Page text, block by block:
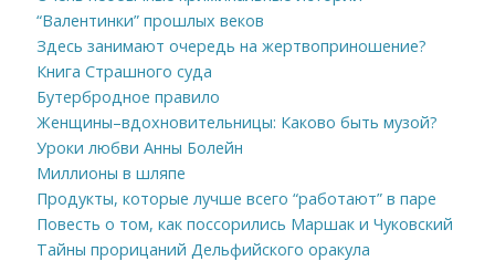
“Валентинки” прошлых веков
Здесь занимают очередь на жертвоприношение?
Книга Страшного суда
Бутербродное правило
Женщины–вдохновительницы: Каково быть музой?
Уроки любви Анны Болейн
Миллионы в шляпе
Продукты, которые лучше всего “работают” в паре
Повесть о том, как поссорились Маршак и Чуковский
Тайны прорицаний Дельфийского оракула